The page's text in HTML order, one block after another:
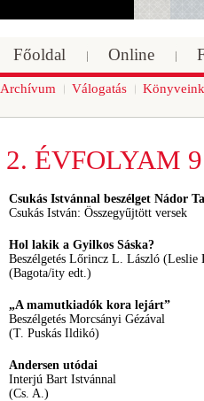
Főoldal Online
Archívum Válogatás Könyveink
2. ÉVFOLYAM
Csukás Istvánnal beszélget Nádor
Csukás István: Összegyűjtött versek
Hol lakik a Gyilkos Sáska?
Beszélgetés Lőrincz L. László
(Bagota/ity edt.)
„A mamutkiadók kora lejárt”
Beszélgetés Morcsányi Gézával
(T. Puskás Ildikó)
Andersen utódai
Interjú Bart Istvánnal
(Cs. A.)